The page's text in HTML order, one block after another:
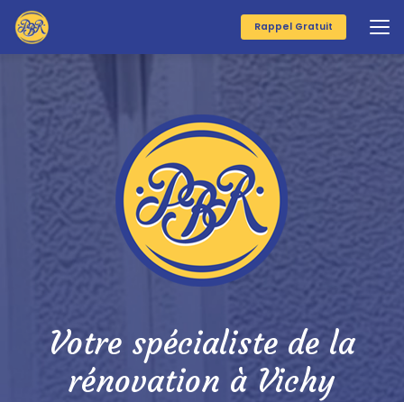
Aller
au
contenu
principal
Rappel Gratuit
Votre spécialiste de la
rénovation à Vichy